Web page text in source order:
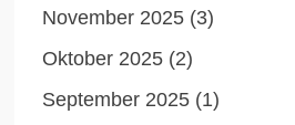
November 2025 (3)
Oktober 2025 (2)
September 2025 (1)